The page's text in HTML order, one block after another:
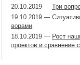
20.10.2019 — Три
19.10.2019 —
ворами
18.10.2019 — Рост
проектов и сравнение